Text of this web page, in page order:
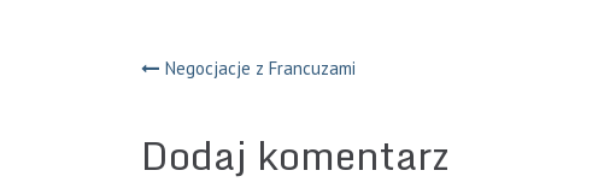
Nawigacja
wpisu
Negocjacje z Francuzami
Dodaj komentarz